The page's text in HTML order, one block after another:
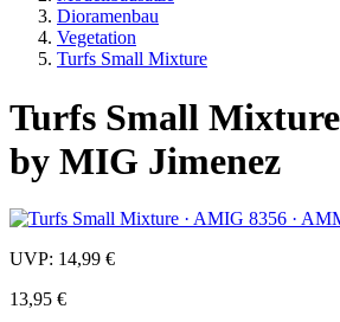
Dioramenbau
Vegetation
Turfs Small Mixture
Turfs Small
by MIG Jimenez
UVP: 14,99 €
13,95 €